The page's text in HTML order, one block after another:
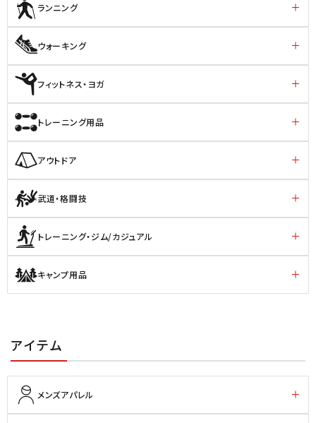
ランニング
ウォーキング
フィットネス・ヨガ
トレーニング用品
アウトドア
武道・格闘技
トレーニング・ジム/カジュアル
キャンプ用品
アイテム
メンズアパレル